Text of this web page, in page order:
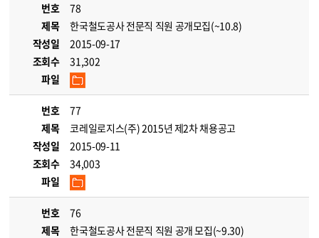
번호
78
제목
한국철도공사 전문직 직원 공개모집(~10.8)
작성일
2015-09-17
조회수
31,302
파일
번호
77
제목
코레일로지스(주) 2015년 제2차 채용공고
작성일
2015-09-11
조회수
34,003
파일
번호
76
제목
한국철도공사 전문직 직원 공개 모집(~9.30)